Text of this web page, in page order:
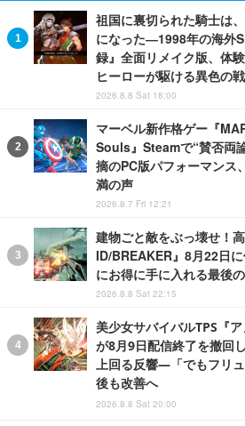
祖国に裏切られた騎士は
になった―1998年の海外
録』全面リメイク版、体
ヒーローが駆ける異色の
2026.8.8 Sat 18:00
マーベル新作格ゲー『
Souls』Steamで“賛否両
摘のPC版パフォーマンス
満の声
2026.8.7 Fri 12:21
建物ごと敵をぶっ壊せ！
ID/BREAKER』8月22日
にお得に手に入れる最後
2026.8.8 Sat 22:15
美少女サバイバルTPS『
が8月9日配信終了を撤回
上回る反響―「でもフリ
後も改善へ
2026.8.8 Sat 20:00